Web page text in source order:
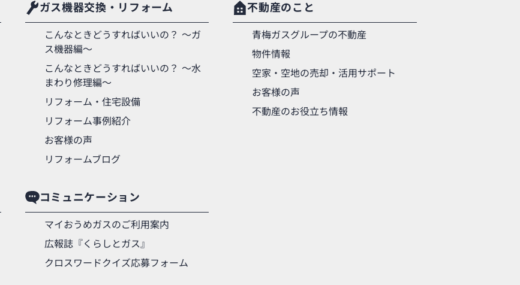
ガス機器交換・リフォーム
こんなときどうすればいいの？ 〜ガ
ス機器編〜
こんなときどうすればいいの？ 〜水
まわり修理編〜
リフォーム・住宅設備
リフォーム事例紹介
お客様の声
リフォームブログ
不動産のこと
青梅ガスグループの不動産
物件情報
空家・空地の売却・活用サポート
お客様の声
不動産のお役立ち情報
コミュニケーション
マイおうめガスのご利用案内
広報誌『くらしとガス』
クロスワードクイズ応募フォーム